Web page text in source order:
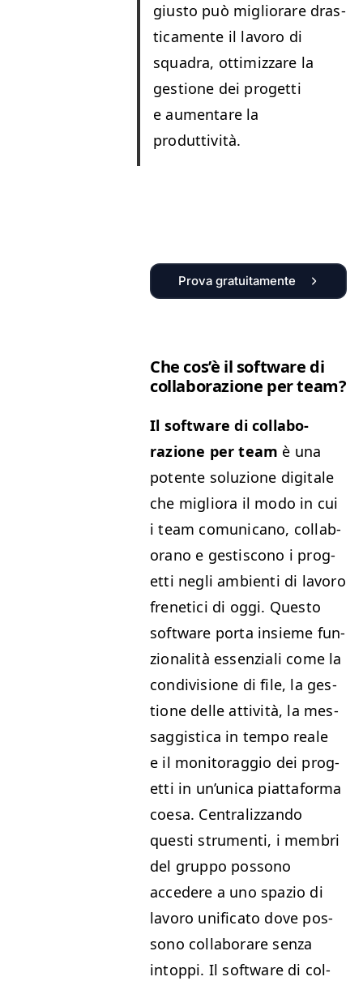
gius­to può miglio­rare dras­
ti­ca­mente il lavoro di
squadra, ottimiz­zare la
ges­tione dei prog­et­ti
e aumentare la
produttività.
Prova gratuitamente
Che cos’è il soft­ware di
col­lab­o­razione per team?
Il soft­ware di col­lab­o­
razione per team è una
potente soluzione dig­i­tale
che miglio­ra il modo in cui
i team comu­ni­cano, col­lab­
o­ra­no e gestis­cono i prog­
et­ti negli ambi­en­ti di lavoro
fre­neti­ci di oggi. Questo
soft­ware por­ta insieme fun­
zion­al­ità essen­ziali come la
con­di­vi­sione di file, la ges­
tione delle attiv­ità, la mes­
sag­gis­ti­ca in tem­po reale
e il mon­i­tor­ag­gio dei prog­
et­ti in un’u­ni­ca piattafor­ma
coesa. Cen­tral­iz­zan­do
questi stru­men­ti, i mem­bri
del grup­po pos­sono
accedere a uno spazio di
lavoro uni­fi­ca­to dove pos­
sono col­lab­o­rare sen­za
intop­pi. Il soft­ware di col­